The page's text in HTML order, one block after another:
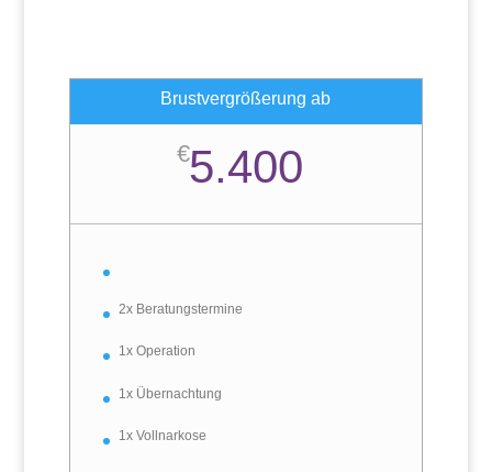
Brustvergrößerung ab
€5.400
2x Beratungstermine
1x Operation
1x Übernachtung
1x Vollnarkose